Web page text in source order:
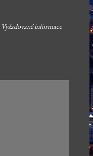
Vyžadované informace